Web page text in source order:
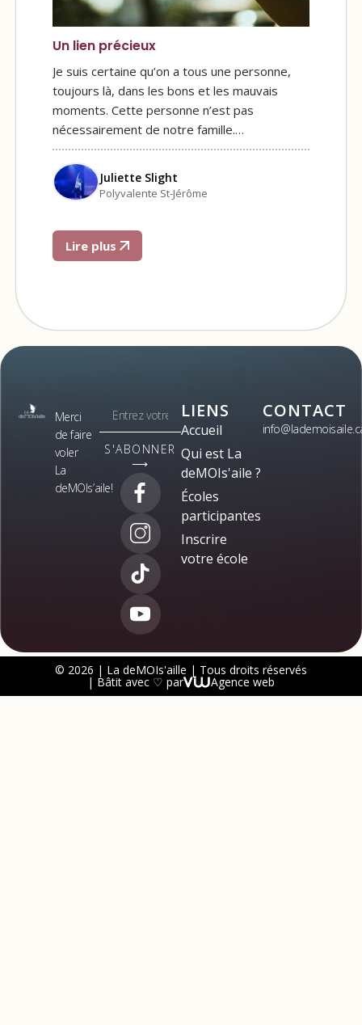
Un lien précieux
Je suis certaine qu’on a tous une personne,
toujours là, dans les bons et les mauvais
moments. Cette personne n’est pas
nécessairement de notre famille.…
Juliette Slight
Polyvalente St-Jérôme
Lire plus
Merci
de faire
voler
La
deMOIs’aile!
S'ABONNER
⟶
LIENS
Accueil
Qui est La
deMOIs'aile ?
Écoles
participantes
Inscrire
votre école
CONTACT
© 2026 | La deMOIs'aille | Tous droits réservés
| Bâtit avec ♡ par Agence web